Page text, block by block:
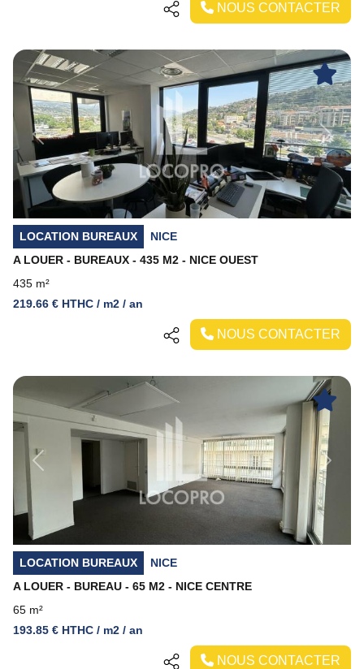
NOUS CONTACTER
Previous Next
LOCATION BUREAUX
NICE
A LOUER - BUREAUX - 435 M2 - NICE OUEST
435 m²
219.66 € HTHC / m2 / an
NOUS CONTACTER
Previous Next
LOCATION BUREAUX
NICE
A LOUER - BUREAU - 65 M2 - NICE CENTRE
65 m²
193.85 € HTHC / m2 / an
NOUS CONTACTER